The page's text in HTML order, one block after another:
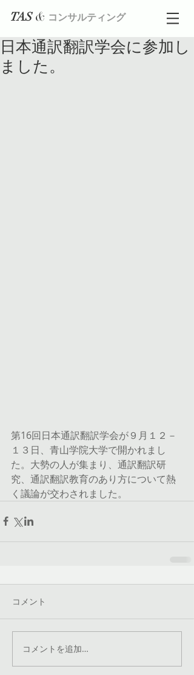
TAS & コンサルティング
日本通訳翻訳学会に参加し
ました。
第16回日本通訳翻訳学会が９月１２－
１３日、青山学院大学で開かれまし
た。大勢の人が集まり、通訳翻訳研
究、通訳翻訳教育のあり方について熱
く議論が交わされました。
コメント
コメントを追加…